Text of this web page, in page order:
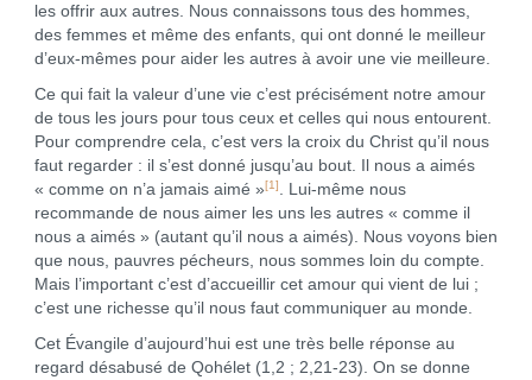
les offrir aux autres. Nous connaissons tous des hommes,
des femmes et même des enfants, qui ont donné le meilleur
d’eux-mêmes pour aider les autres à avoir une vie meilleure.
Ce qui fait la valeur d’une vie c’est précisément notre amour
de tous les jours pour tous ceux et celles qui nous entourent.
Pour comprendre cela, c’est vers la croix du Christ qu’il nous
faut regarder : il s’est donné jusqu’au bout. Il nous a aimés
« comme on n’a jamais aimé »[1]
. Lui-même nous
recommande de nous aimer les uns les autres « comme il
nous a aimés » (autant qu’il nous a aimés). Nous voyons bien
que nous, pauvres pécheurs, nous sommes loin du compte.
Mais l’important c’est d’accueillir cet amour qui vient de lui ;
c’est une richesse qu’il nous faut communiquer au monde.
Cet Évangile d’aujourd’hui est une très belle réponse au
regard désabusé de Qohélet (1,2 ; 2,21-23). On se donne